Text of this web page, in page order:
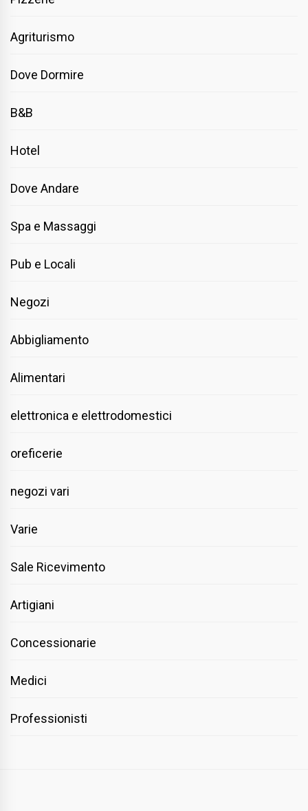
Agriturismo
Dove Dormire
B&B
Hotel
Dove Andare
Spa e Massaggi
Pub e Locali
Negozi
Abbigliamento
Alimentari
elettronica e elettrodomestici
oreficerie
negozi vari
Varie
Sale Ricevimento
Artigiani
Concessionarie
Medici
Professionisti